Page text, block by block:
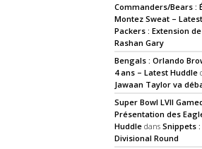
Commanders/Bears :
Montez Sweat –
Packers : Extension
Rashan Gary
Bengals : Orlando
4 ans – Latest Huddle
Jawaan Taylor va
Super Bowl LVII
Présentation des
Huddle dansSnippets
Divisional Round